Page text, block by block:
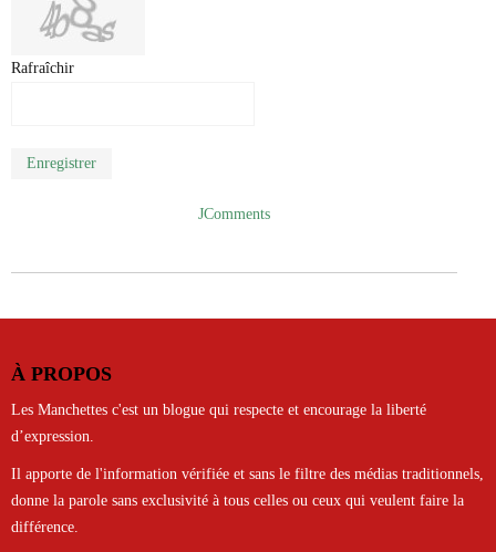
Rafraîchir
Enregistrer
JComments
À PROPOS
Les Manchettes c'est un blogue qui respecte et encourage la liberté
d’expression.
Il apporte de l'information vérifiée et sans le filtre des médias traditionnels,
donne la parole sans exclusivité à tous celles ou ceux qui veulent faire la
différence.